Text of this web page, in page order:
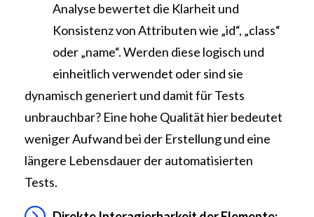
Analyse bewertet die Klarheit und
Konsistenz von Attributen wie „id“, „class“
oder „name“. Werden diese logisch und
einheitlich verwendet oder sind sie
dynamisch generiert und damit für Tests
unbrauchbar? Eine hohe Qualität hier bedeutet
weniger Aufwand bei der Erstellung und eine
längere Lebensdauer der automatisierten
Tests.